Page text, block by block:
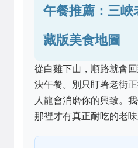
午餐推薦：三
藏版美食地圖
從白雞下山，順路就會
決午餐。別只盯著老街
人龍會消磨你的興致。
那裡才有真正耐吃的老味